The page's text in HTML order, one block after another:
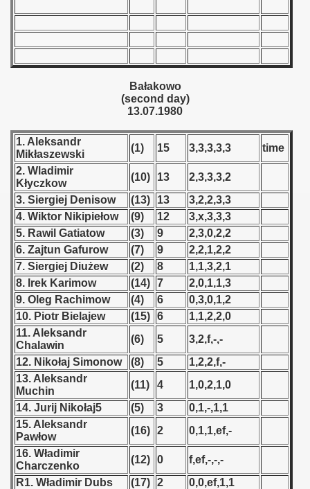
Bałakowo
(second day)
13.07.1980
1. Aleksandr
Mikłaszewski
(1) 15 3,3,3,3,3
time
2. Wladimir
Kłyczkow
(10) 13
2,3,3,3,2
3. Siergiej Denisow
(13) 13
3,2,2,3,3
4. Wiktor Nikipiełow
(9) 12
3,x,3,3,3
5. Rawil Gatiatow
(3) 9
2,3,0,2,2
6. Zajtun Gafurow
(7) 9
2,2,1,2,2
7. Siergiej Diużew
(2) 8
1,1,3,2,1
8. Irek Karimow
(14) 7
2,0,1,1,3
9. Oleg Rachimow
(4) 6
0,3,0,1,2
10. Piotr Bielajew
(15) 6
1,1,2,2,0
11. Aleksandr
Chalawin
(6) 5
3,2,f,-,-
12. Nikołaj Simonow
(8) 5
1,2,2,f,-
13. Aleksandr
Muchin
(11) 4
1,0,2,1,0
14. Jurij Nikołaj5
(5) 3
0,1,-,1,1
15. Aleksandr
Pawłow
(16) 2
0,1,1,ef,-
16. Władimir
Charczenko
(12) 0
f,ef,-,-,-
R1. Władimir Dubs
(17) 2 0,0,ef,1,1
- 1969
- 1970
1983
1984